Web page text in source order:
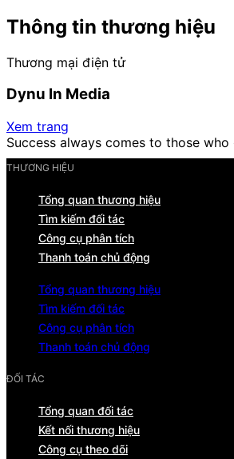
Thông tin thương hiệu
Thương mại điện tử
Dynu In Media
Xem trang
Success always comes to those
THƯƠNG HIỆU
Tổng quan thương hiệu
Tìm kiếm đối tác
Công cụ phân tích
Thanh toán chủ động
Tổng quan thương hiệu
Tìm kiếm đối tác
Công cụ phân tích
Thanh toán chủ động
ĐỐI TÁC
Tổng quan đối tác
Kết nối thương hiệu
Công cụ theo dõi